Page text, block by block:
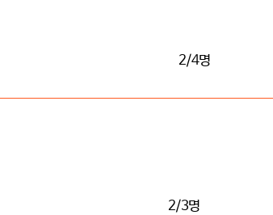
2/4명
2/3명